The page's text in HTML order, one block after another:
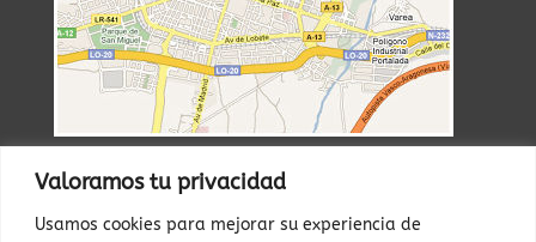
Valoramos tu privacidad
Usamos cookies para mejorar su experiencia de
RESERVAS